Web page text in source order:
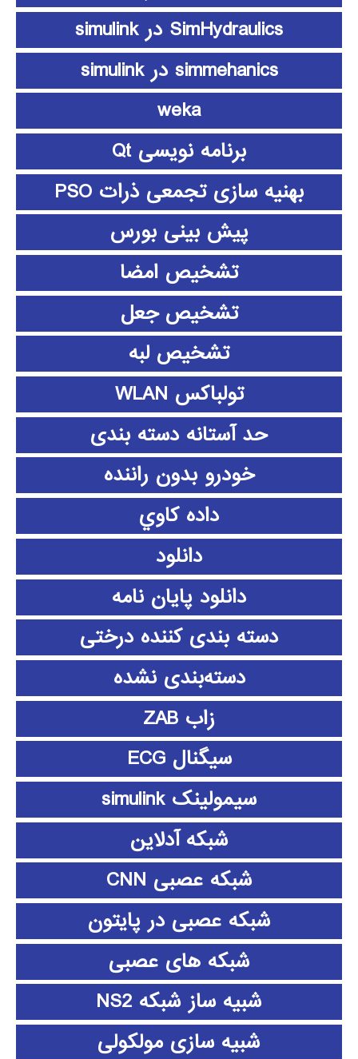
SimHydraulics در simulink
simmehanics در simulink
weka
برنامه نویسی Qt
بهنیه سازی تجمعی ذرات PSO
پیش بینی بورس
تشخیص امضا
تشخیص جعل
تشخیص لبه
تولباکس WLAN
حد آستانه دسته بندی
خودرو بدون راننده
داده كاوي
دانلود
دانلود پايان نامه
دسته بندی کننده درختی
دسته‌بندی نشده
زاب ZAB
سیگنال ECG
سیمولینک simulink
شبکه آدلاین
شبکه عصبی CNN
شبکه عصبی در پایتون
شبکه های عصبی
شبیه ساز شبکه NS2
شبیه سازی مولکولی